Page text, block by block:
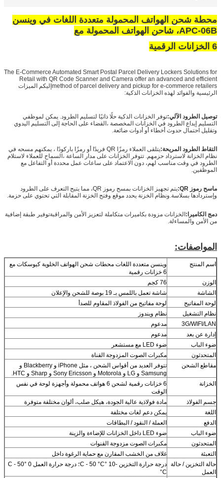
محطة شحن الهواتف المحمولة متعددة اللغات في وينسن
APC-06B، شاحن الهواتف المحمولة مع
6 الخزانات الرقمية
The E-Commerce Automated Smart Postal Parcel Delivery Lockers Solutions for
Retail with QR Code Scanner and Camera offer an advanced and efficient
method of parcel delivery and pickup for e-commerce retailersإليكم الميزات
الرئيسية والفوائد لهذه الخزانات الذكية:
توصيل الطرود الآلي:توفر الخزانات الذكية حلًا ذاتيًا لتسليم الطرود. يمكن لموظفي
التسليم إيداع الطرود في الخزانات المخصصة ،القضاء على الحاجة إلى التسليم اليدوي
وتقليل احتمال حدوث أخطاء أو أدوات ضائعة.
التقاط الطرود المريحة:
يتلقى العملاء رمزًا QR فريدًا أو رمزًا باركودًا ، يمكنهم مسحه في
نظام الخزانة لاسترداد حزمهم. تتوفر الخزانات على مدار الساعة ،السماح للعملاء لاستلام
الطرود في وقت مناسب لهم، دون الاعتماد على ساعات عمل محددة أو التفاعل مع
الموظفين.
ماسح رموز QR:
يتم تجهيز الخزانات بمسح رموز QR، مما يتيح التعرف على الطرود
وإستردادها بسلاسة.ونظام الخزنة يحدد موقع وفتح الخزنة المقابلة التي تحتوي على حزمة.
دمج الكاميرا:الخزانات مزودة بكاميرات متكاملة لتعزيز الأمن والمراقبةتوفير طبقة إضافية
من الأمن والمساءلة.
المواصفات:
اسم المنتج
وينسن متعددة اللغات محطات شحن الهواتف الخلوية كيوسكات مع
6 خزانات رقمية
الوزن
76 كجم
الشاشة
شاشة تعمل باللمس بـ 19 بوصة للشحن والإعلان
لوحة المفاتيح
لوحة مفاتيح من الفولاذ المقاوم للصدأ
نظام التشغيل
نظام ويندوز
3G/WIFI/LAN
مدعوم
إدارة عن بعد
مدعوم
ضوء الباب
ضوء LED مع مستشعر
المتحدثون
مكبرات الصوت المزدوجة القناة
مقاطع الشحن
تتوفر العديد من أقواس الشحن ، مثل iPhone و Blackberry و
Samsung و LG و Motorola و Sony Ericsson و Sharp و HTC.
الخزانة
6 خزانات رقمية لشحن 6 هواتف محمولة وأجهزة لوحة في نفس
الوقت
جسم الفولاذ
مادة فولاذية عالية الجودة، هيكل صلب، ألوان مختلفة متوفرة
اللغة
يمكن دعم لغات مختلفة
الدفع
العملة / النقود / البطاقات
ضوء الباب
ضوء LED داخل الخزانات للإضاءة والزينة
المتحدثون
مكبرات الصوت مزدوجة القنوات
التعبئة
غلاف من الخشب المقارن مع حماية الرغوة داخل
حالة التخزين / حالة
العمل
درجة حرارة التخزين -10 °C - 50 °C؛ درجة حرارة العمل 0 °C - 50
°C